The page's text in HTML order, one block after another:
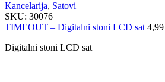
Kancelarija, Satovi
SKU: 30076
TIMEOUT – Digitalni stoni LCD sat 4,99
Digitalni stoni LCD sat